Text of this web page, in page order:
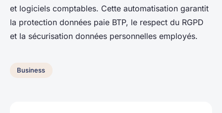
et logiciels comptables. Cette automatisation garantit
la protection données paie BTP, le respect du RGPD
et la sécurisation données personnelles employés.
Business